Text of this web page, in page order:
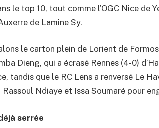
le top 10, tout comme l’OGC Nice de
de Lamine Sy.
le carton plein de Lorient de
Dieng, qui a écrasé Rennes (4-0)
tandis que le RC Lens a renversé Le
Rassoul Ndiaye et Issa Soumaré pour
serrée